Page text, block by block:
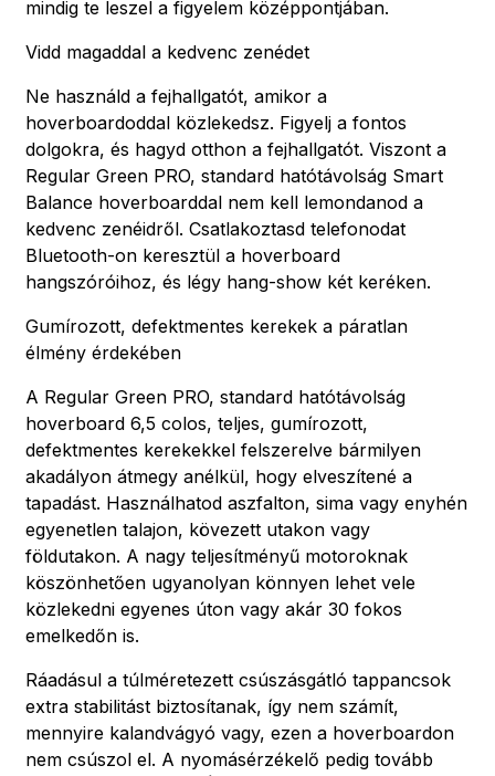
mindig te leszel a figyelem középpontjában.
Vidd magaddal a kedvenc zenédet
Ne használd a fejhallgatót, amikor a
hoverboardoddal közlekedsz. Figyelj a fontos
dolgokra, és hagyd otthon a fejhallgatót. Viszont a
Regular Green PRO, standard hatótávolság Smart
Balance hoverboarddal nem kell lemondanod a
kedvenc zenéidről. Csatlakoztasd telefonodat
Bluetooth-on keresztül a hoverboard
hangszóróihoz, és légy hang-show két keréken.
Gumírozott, defektmentes kerekek a páratlan
élmény érdekében
A Regular Green PRO, standard hatótávolság
hoverboard 6,5 colos, teljes, gumírozott,
defektmentes kerekekkel felszerelve bármilyen
akadályon átmegy anélkül, hogy elveszítené a
tapadást. Használhatod aszfalton, sima vagy enyhén
egyenetlen talajon, kövezett utakon vagy
földutakon. A nagy teljesítményű motoroknak
köszönhetően ugyanolyan könnyen lehet vele
közlekedni egyenes úton vagy akár 30 fokos
emelkedőn is.
Ráadásul a túlméretezett csúszásgátló tappancsok
extra stabilitást biztosítanak, így nem számít,
mennyire kalandvágyó vagy, ezen a hoverboardon
nem csúszol el. A nyomásérzékelő pedig tovább